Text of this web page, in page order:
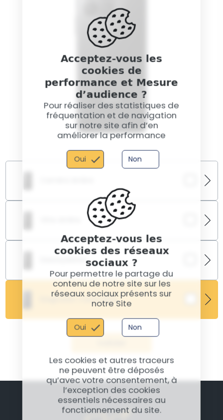
Acceptez-vous les
cookies de
performance et Mesure
d’audience ?
Pour réaliser des statistiques de
fréquentation et de navigation
sur notre site afin d’en
améliorer la performance
Oui Non
Acceptez-vous les
cookies des réseaux
sociaux ?
Pour permettre le partage du
contenu de notre site sur les
réseaux sociaux présents sur
notre Site
Oui Non
Les cookies et autres traceurs
ne peuvent être déposés
qu’avec votre consentement, à
l’exception des cookies
essentiels nécessaires au
fonctionnement du site.
Photos floues, instabilité ou message d’erreur : nous
réparons ou remplaçons la caméra arrière pour vous
rendre la qualité de vos clichés.
Votre HONOR 70 Lite a le dos fissuré ou rayé ? Ce
service redonne à votre appareil son design d’origine
tout en le protégeant.
Desoxydation
En cas d’exposition à l’eau, la désoxydation permet
de nettoyer les composants internes pour éviter la
corrosion et préserver le fonctionnement de
l’appareil.
Diagnostic Carte Mère